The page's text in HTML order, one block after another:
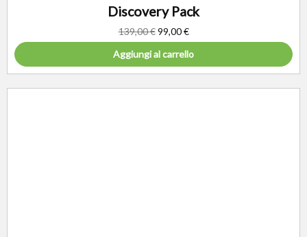
Discovery Pack
139,00€ 99,00€
Aggiungi al carrello